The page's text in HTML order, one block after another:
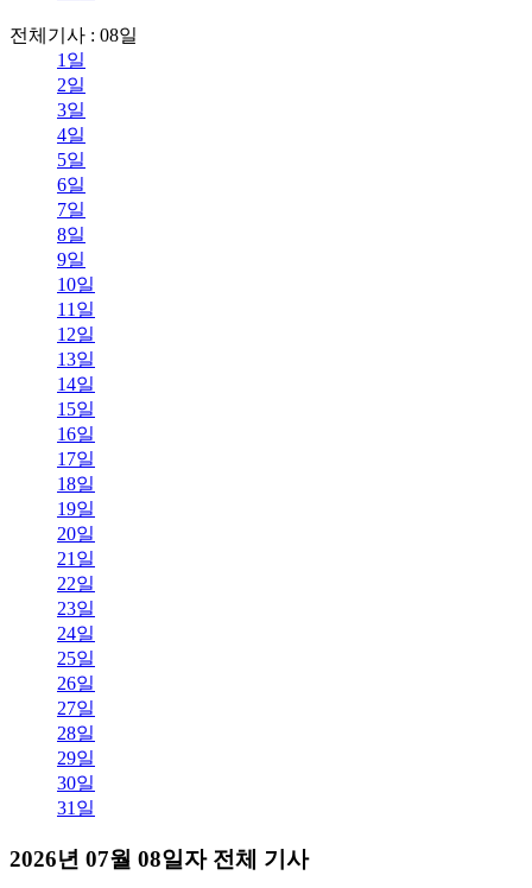
전체기사 : 08일
1일
2일
3일
4일
5일
6일
7일
8일
9일
10일
11일
12일
13일
14일
15일
16일
17일
18일
19일
20일
21일
22일
23일
24일
25일
26일
27일
28일
29일
30일
31일
2026년 07월 08일자 전체 기사